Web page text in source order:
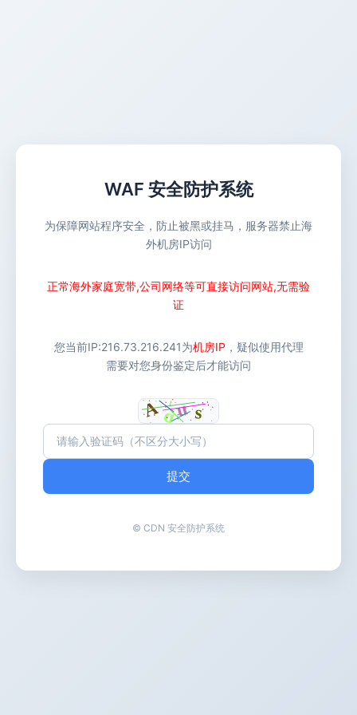
WAF 安全防护系统
为保障网站程序安全，防止被黑或挂马，服务器禁止海
外机房IP访问
正常海外家庭宽带,公司网络等可直接访问网站,无需验
证
您当前IP:216.73.216.241为机房IP ，疑似使用代理
需要对您身份鉴定后才能访问
提交
© CDN 安全防护系统